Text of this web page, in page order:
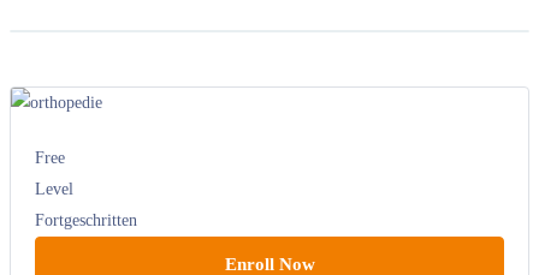
Free
Level
Fortgeschritten
Enroll Now